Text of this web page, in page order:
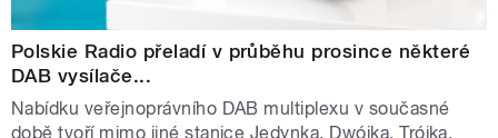
Polskie Radio přeladí v průběhu prosince některé
DAB vysílače...
Nabídku veřejnoprávního DAB multiplexu v současné
době tvoří mimo jiné stanice Jedynka, Dwójka, Trójka,